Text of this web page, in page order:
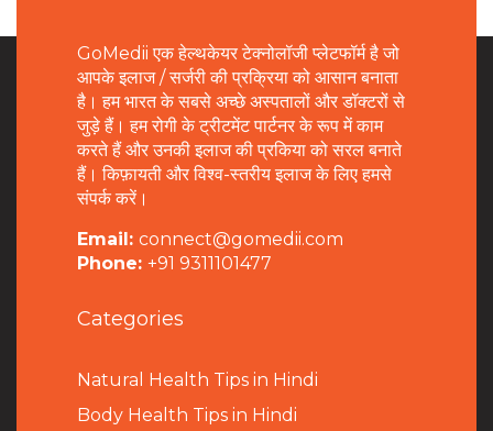
GoMedii एक हेल्थकेयर टेक्नोलॉजी प्लेटफॉर्म है जो
आपके इलाज / सर्जरी की प्रक्रिया को आसान बनाता
है। हम भारत के सबसे अच्छे अस्पतालों और डॉक्टरों से
जुड़े हैं। हम रोगी के ट्रीटमेंट पार्टनर के रूप में काम
करते हैं और उनकी इलाज की प्रकिया को सरल बनाते
हैं। किफ़ायती और विश्व-स्तरीय इलाज के लिए हमसे
संपर्क करें।
Email: connect@gomedii.com
Phone: +91 9311101477
Categories
Natural Health Tips in Hindi
Body Health Tips in Hindi